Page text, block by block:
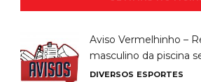
Aviso Vermelhinho –
masculino da piscina
DIVERSOS ESPORTES